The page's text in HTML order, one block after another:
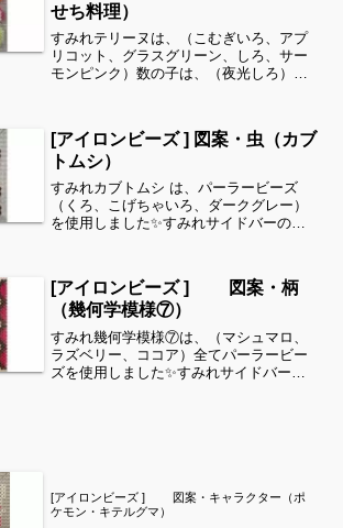
せち料理）
すみれテリーヌは、（こむぎいろ、アプ
リコット、グラスグリーン、しろ、サー
モンピンク）数の子は、（夜光しろ）田
は、（オレンジ、しろ、きいろ）伊勢海
老は、（あか、くろ、さくら...
[アイロンビーズ ] 図案・虫（カブ
トムシ）
すみれカブトムシ は、パーラービーズ
（くろ、こげちゃいろ、ダークグレー）
を使用しました✨すみれサイドバーのカ
ありましたら、他の図案もぜひ覗いてみ
てください^ ^虫シリー...
[アイロンビーズ ] 図案・柄
（幾何学模様⑦）
すみれ幾何学模様⑦は、（マシュマロ、
ラズベリー、ココア）全てパーラービー
ズを使用しました✨すみれサイドバーの
[アイロンビーズ ] 図案・キャラクター（ポ
ケモン・キテルグマ）